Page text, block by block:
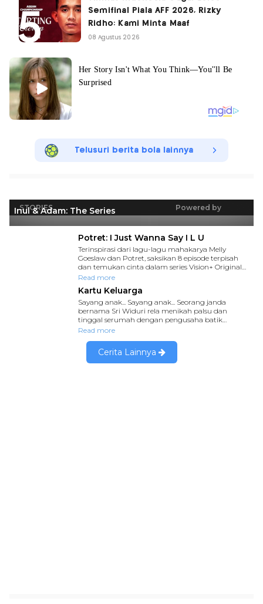
Semifinal Piala AFF 2026, Rizky
Ridho: Kami Minta Maaf
08 Agustus 2026
Telusuri berita bola lainnya